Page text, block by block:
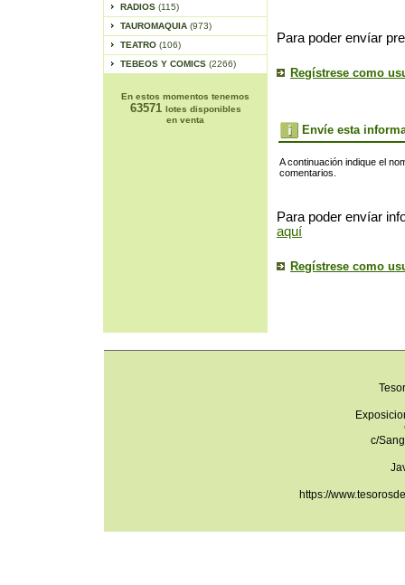
RADIOS (115)
TAUROMAQUIA (973)
TEATRO (106)
TEBEOS Y COMICS (2266)
En estos momentos tenemos
63571 lotes disponibles
en venta
Para poder envíar
Regístrese como
Envíe esta
A continuación indique el
comentarios.
Para poder envíar
aquí
Regístrese como
c/
https://